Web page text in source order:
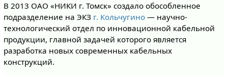
В 2013 ОАО «НИКИ г. Томск» создало обособленное
подразделение на ЭКЗ г. Кольчугино— научно-
технологический отдел по инновационной кабельной
продукции, главной задачей которого является
разработка новых современных кабельных
конструкций.